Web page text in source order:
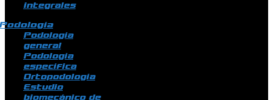
integrales
Podología
general
Podología
específica
Ortopodología
Estudio
biomecánico de